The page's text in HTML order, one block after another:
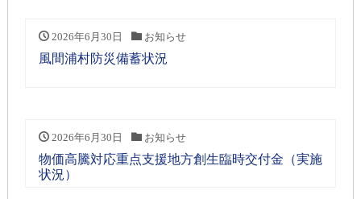
2026年6月30日 お知らせ
風間浦村防災備蓄状況
2026年6月30日 お知らせ
物価高騰対応重点支援地方創生臨時交付金（実施
状況）